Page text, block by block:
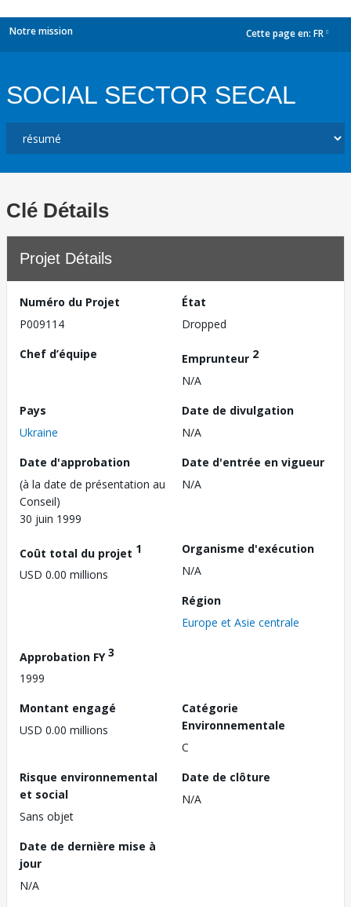
Notre mission Cette page en: FR
SOCIAL SECTOR SECAL
Clé Détails
Projet Détails
Numéro du Projet
P009114
État
Dropped
Chef d’équipe
Emprunteur 2
N/A
Pays
Ukraine
Date de divulgation
N/A
Date d'approbation
(à la date de présentation au
Conseil)
30 juin 1999
Date d'entrée en vigueur
N/A
Coût total du projet 1
USD 0.00 millions
Organisme d'exécution
N/A
Région
Europe et Asie centrale
Approbation FY3
1999
Montant engagé
USD 0.00 millions
Catégorie
Environnementale
C
Risque environnemental
et social
Sans objet
Date de clôture
N/A
Date de dernière mise à
jour
N/A